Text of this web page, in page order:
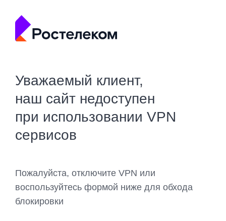
Уважаемый клиент,
наш сайт недоступен
при использовании VPN
сервисов
Пожалуйста, отключите VPN или
воспользуйтесь формой ниже для обхода
блокировки